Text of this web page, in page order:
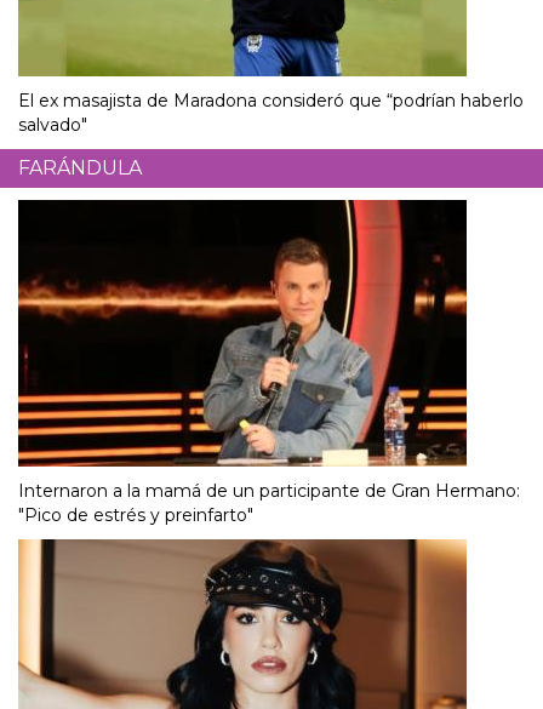
El ex masajista de Maradona consideró que “podrían haberlo
salvado"
FARÁNDULA
Internaron a la mamá de un participante de Gran Hermano:
"Pico de estrés y preinfarto"